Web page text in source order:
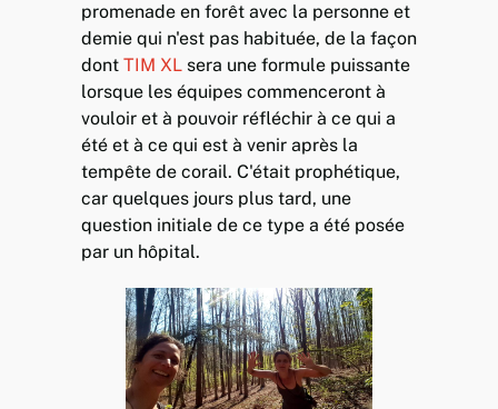
promenade en forêt avec la personne et
demie qui n'est pas habituée, de la façon
dont TIM XLsera une formule puissante
lorsque les équipes commenceront à
vouloir et à pouvoir réfléchir à ce qui a
été et à ce qui est à venir après la
tempête de corail. C'était prophétique,
car quelques jours plus tard, une
question initiale de ce type a été posée
par un hôpital.